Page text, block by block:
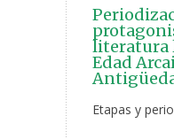
literatura
Edad
Etapas y